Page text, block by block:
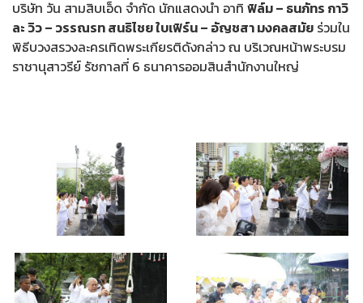
บริษัท วัน สามสิบเอ็ด จำกัด นักแสดงนำ อาทิ ฟิล์ม – ธนภัทร กาวิ
ละ วิว – วรรณรท สนธิไชย ใบเฟิร์น – อัญชสา มงคลสมัย ร่วมใน
พิธีบวงสรวงละครเทิดพระเกียรติดังกล่าว ณ บริเวณหน้าพระบรม
ราชานุสาวรีย์ รัชกาลที่ 6 ธนาคารออมสินสำนักงานใหญ่